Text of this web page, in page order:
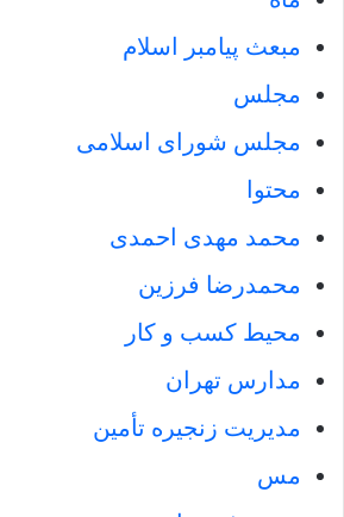
مبعث پیامبر اسلام
مجلس
مجلس شورای اسلامی
محتوا
محمد مهدی احمدی
محمدرضا فرزین
محیط کسب و کار
مدارس تهران
مدیریت زنجیره تأمین
مس